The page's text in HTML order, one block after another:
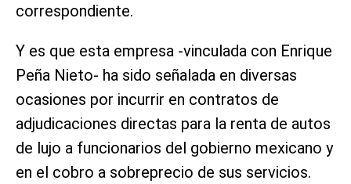
correspondiente.
Y es que esta empresa -vinculada con Enrique
Peña Nieto- ha sido señalada en diversas
ocasiones por incurrir en contratos de
adjudicaciones directas para la renta de autos
de lujo a funcionarios del gobierno mexicano y
en el cobro a sobreprecio de sus servicios.